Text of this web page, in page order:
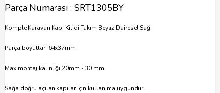
Parça Numarası : SRT1305BY
Komple Karavan Kapı Kilidi Takım Beyaz Dairesel Sağ
Parça boyutları 64x37mm
Max montaj kalınlığı 20mm - 30 mm
Sağa doğru açılan kapılar için kullanıma uygundur.